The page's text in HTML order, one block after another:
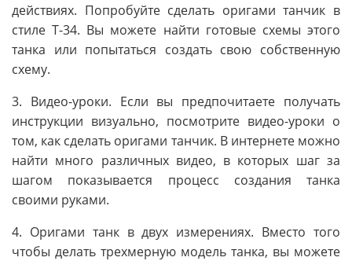
действиях. Попробуйте сделать оригами танчик в
стиле Т-34. Вы можете найти готовые схемы этого
танка или попытаться создать свою собственную
схему.
3. Видео-уроки. Если вы предпочитаете получать
инструкции визуально, посмотрите видео-уроки о
том, как сделать оригами танчик. В интернете можно
найти много различных видео, в которых шаг за
шагом показывается процесс создания танка
своими руками.
4. Оригами танк в двух измерениях. Вместо того
чтобы делать трехмерную модель танка, вы можете